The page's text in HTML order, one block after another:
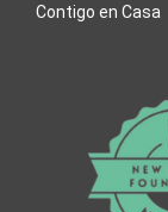
Contigo en Casa